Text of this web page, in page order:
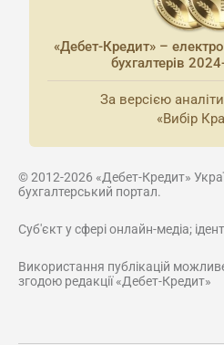
«Дебет-Кредит» –
бухгалтерів
За версією
«Вибір
© 2012-2026 «Дебет-Кредит»
бухгалтерський портал.
Суб'єкт у сфері онлайн-медіа;
Використання публікацій
згодою редакції «Дебет-Кредит»